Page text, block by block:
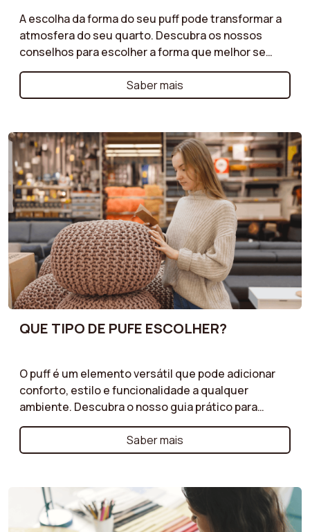
A escolha da forma do seu puff pode transformar a
atmosfera do seu quarto. Descubra os nossos
conselhos para escolher a forma que melhor se
harmoniza com o seu espaço, tendo em conta as
suas necessidades práticas e estéticas. Seja para
um cantinho de leitura, um espaço de relaxamento
perfeito que atenda aos seus desejos!
Saber mais
QUE TIPO DE PUFE ESCOLHER?
O puff é um elemento versátil que pode adicionar
conforto, estilo e funcionalidade a qualquer
ambiente. Descubra o nosso guia prático para
escolher o tipo de puff que atenderá às suas
necessidades. Seja que opte por um puff baú
oferecendo espaço de armazenamento extra, um
descontraído, ou um puff de apoio para os pés para
acompanhar a sua poltrona, ajudamo-lo a fazer a
escolha certa.
Saber mais